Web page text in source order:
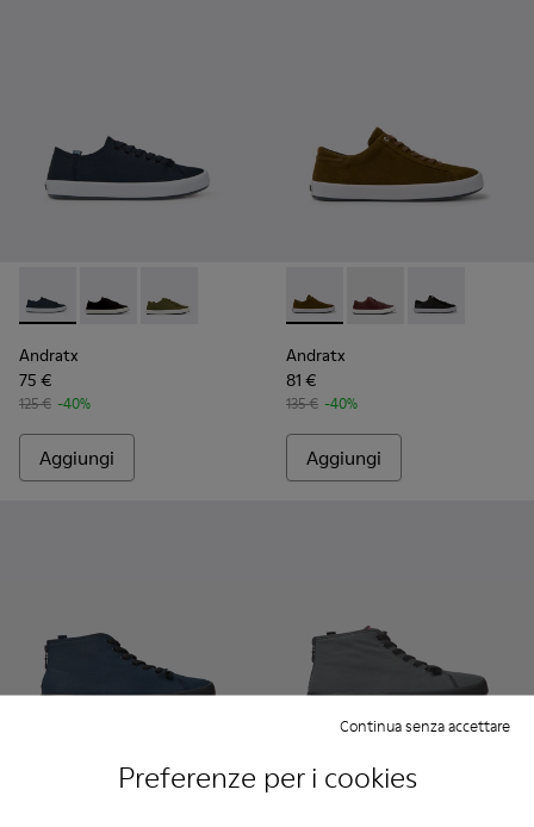
Preferenze per i cookies
Continua senza accettare
Andratx - K100158-011 - Blue
Andratx - K100158-021 - Sneakers in tessuto nere Da
Andratx - K100158-020 - Sneaker da uomo in
Andratx
75 €
125 € -40%
Aggiungi
Andratx - K100231-021 -
Andratx - K100231-
Andratx -
Andratx
81 €
135 € -40%
Aggiungi